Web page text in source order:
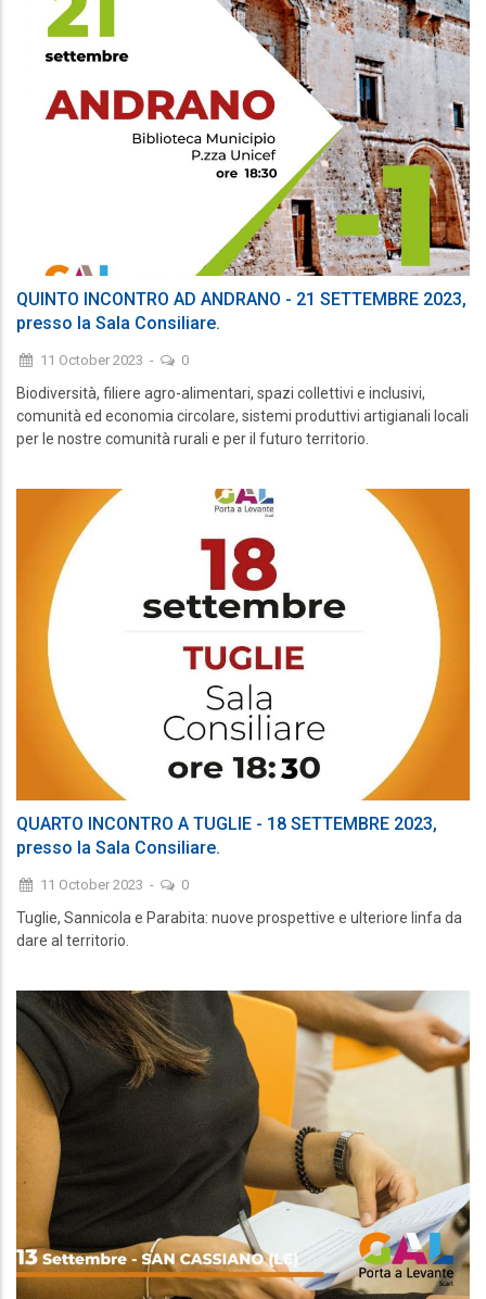
QUINTO INCONTRO AD ANDRANO - 21 SETTEMBRE 2023,
presso la Sala Consiliare.
11 October 2023 - 0
Biodiversità, filiere agro-alimentari, spazi collettivi e inclusivi,
comunità ed economia circolare, sistemi produttivi artigianali locali
per le nostre comunità rurali e per il futuro territorio.
QUARTO INCONTRO A TUGLIE - 18 SETTEMBRE 2023,
presso la Sala Consiliare.
11 October 2023 - 0
Tuglie, Sannicola e Parabita: nuove prospettive e ulteriore linfa da
dare al territorio.